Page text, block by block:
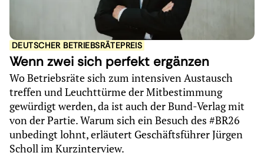
DEUTSCHER BETRIEBSRÄTEPREIS
Wenn zwei sich perfekt ergänzen
Wo Betriebsräte sich zum intensiven Austausch
treffen und Leuchttürme der Mitbestimmung
gewürdigt werden, da ist auch der Bund-Verlag mit
von der Partie. Warum sich ein Besuch des #BR26
unbedingt lohnt, erläutert Geschäftsführer Jürgen
Scholl im Kurzinterview.